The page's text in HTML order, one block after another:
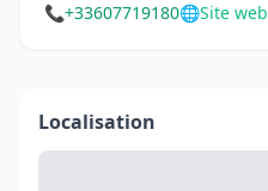
📞+33607719180🌐Site web
Localisation